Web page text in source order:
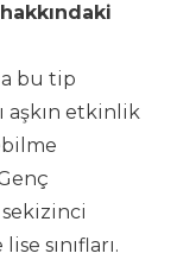
bu tip
aşkın etkinlik
sınıfları.